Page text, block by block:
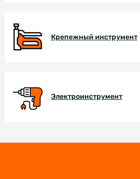
Крепежный инструмент
Электроинструмент